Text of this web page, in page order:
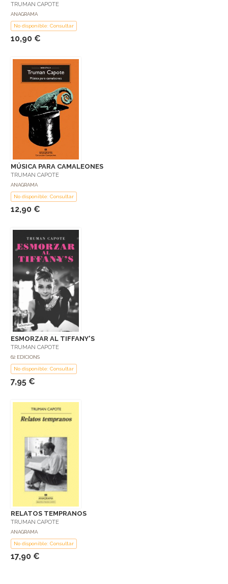
TRUMAN CAPOTE
ANAGRAMA
No disponible: Consultar
10,90 €
MÚSICA PARA CAMALEONES
TRUMAN CAPOTE
ANAGRAMA
No disponible: Consultar
12,90 €
ESMORZAR AL TIFFANY'S
TRUMAN CAPOTE
62 EDICIONS
No disponible: Consultar
7,95 €
RELATOS TEMPRANOS
TRUMAN CAPOTE
ANAGRAMA
No disponible: Consultar
17,90 €